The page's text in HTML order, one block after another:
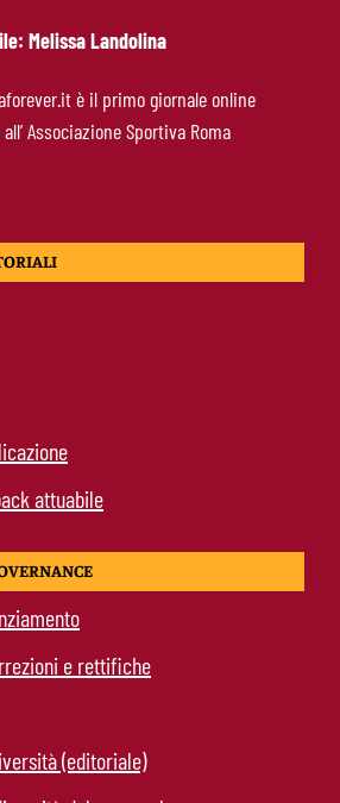
Manfrè-Roma, nuova era nel vivaio: raccoglie
l’eredità di Bruno Conti
Melissa Landolina
è il primo giornale online
Associazione Sportiva Roma
attuabile
e rettifiche
(editoriale)